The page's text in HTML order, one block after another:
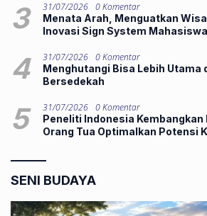
3 31/07/2026 0 Komentar
Menata Arah, Menguatkan
Inovasi Sign System Mahasiswa
4 31/07/2026 0 Komentar
Menghutangi Bisa Lebih Utama
Bersedekah
5 31/07/2026 0 Komentar
Peneliti Indonesia Kembangkan
Orang Tua Optimalkan Potensi
SENI BUDAYA